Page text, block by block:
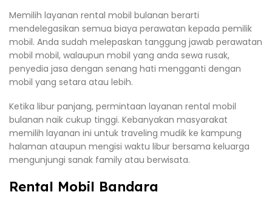
Memilih layanan rental mobil bulanan berarti
mendelegasikan semua biaya perawatan kepada pemilik
mobil. Anda sudah melepaskan tanggung jawab perawatan
mobil mobil, walaupun mobil yang anda sewa rusak,
penyedia jasa dengan senang hati mengganti dengan
mobil yang setara atau lebih.
Ketika libur panjang, permintaan layanan rental mobil
bulanan naik cukup tinggi. Kebanyakan masyarakat
memilih layanan ini untuk traveling mudik ke kampung
halaman ataupun mengisi waktu libur bersama keluarga
mengunjungi sanak family atau berwisata.
Rental Mobil Bandara